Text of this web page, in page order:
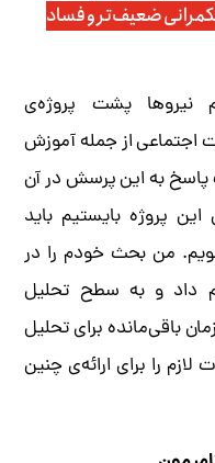
ضعیف‌تر و فساد
نیروها پشت پروژه‌ی
اجتماعی از جمله آموزش
پاسخ به این پرسش در آن
پروژه بایستیم باید
من بحث خودم را در
داد و به سطح تحلیل
باقی‌مانده برای تحلیل
را برای ارائه‌ی چنین